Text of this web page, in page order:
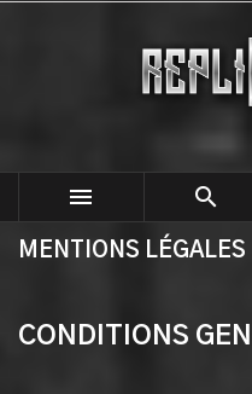
 
MENTIONS LÉGALES
CONDITIONS